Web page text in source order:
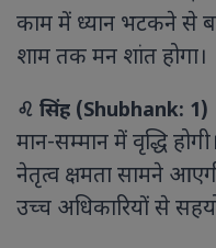
काम में ध्यान भटकने से
शाम तक मन शांत होगा।
♌ सिंह (Shubhank: 1)
मान-सम्मान में वृद्धि होगी।
नेतृत्व क्षमता सामने
उच्च अधिकारियों से